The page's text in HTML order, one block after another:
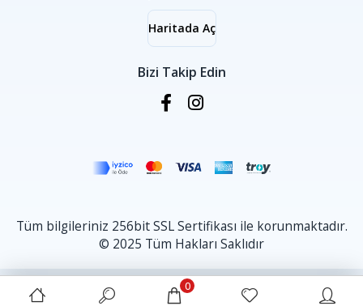
Haritada Aç
Bizi Takip Edin
Tüm bilgileriniz 256bit SSL Sertifikası ile korunmaktadır.
© 2025 Tüm Hakları Saklıdır
0